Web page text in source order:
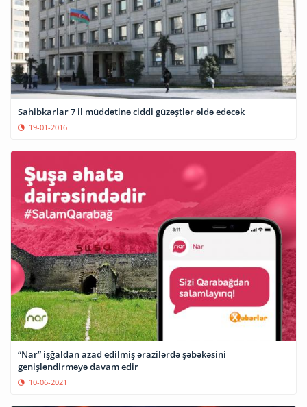
Sahibkarlar 7 il müddətinə ciddi güzəştlər əldə edəcək
19-01-2016
“Nar” işğaldan azad edilmiş ərazilərdə şəbəkəsini
genişləndirməyə davam edir
10-06-2021